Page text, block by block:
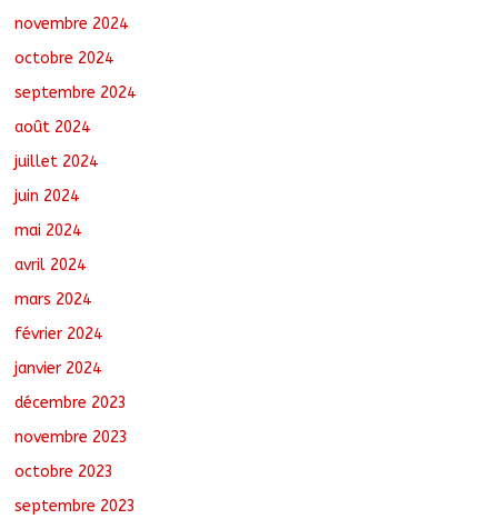
novembre 2024
octobre 2024
septembre 2024
août 2024
juillet 2024
juin 2024
mai 2024
avril 2024
mars 2024
février 2024
janvier 2024
décembre 2023
novembre 2023
octobre 2023
septembre 2023